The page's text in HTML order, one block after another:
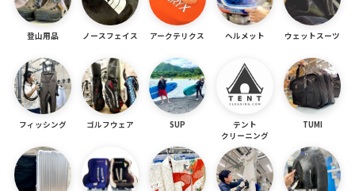
登山用品 ノースフェイス アークテリクス ヘルメット ウェットスーツ
フィッシング ゴルフウェア SUP
テント
クリーニング
TUMI